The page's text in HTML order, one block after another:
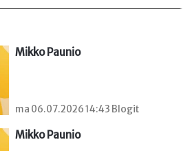
Mikko Paunio
ma 06.07.2026 14:43 Blogit
Mikko Paunio